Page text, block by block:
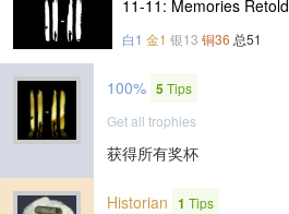
11-11: Memories Retold
白1 金1 银13 铜36 总51
100% 5Tips
Get all trophies
获得所有奖杯
Historian 1 Tips